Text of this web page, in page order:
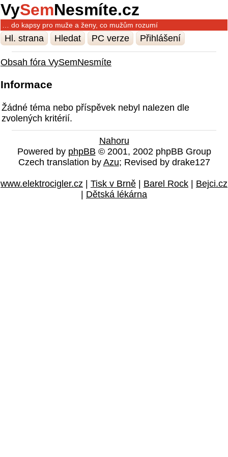
VySemNesmíte.cz
… do kapsy pro muže a ženy, co mužům rozumí
Hl. strana Hledat PC verze Přihlášení
Obsah fóra VySemNesmíte
Informace
Žádné téma nebo příspěvek nebyl nalezen dle
zvolených kritérií.
Nahoru
Powered by phpBB © 2001, 2002 phpBB Group
Czech translation by Azu; Revised by drake127
www.elektrocigler.cz Tisk v Brně Barel Rock
Bejci.cz
Dětská lékárna